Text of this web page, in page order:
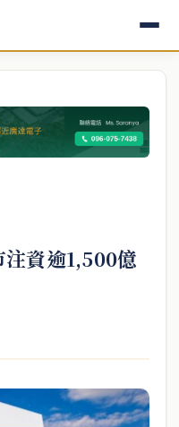
資逾1,500億